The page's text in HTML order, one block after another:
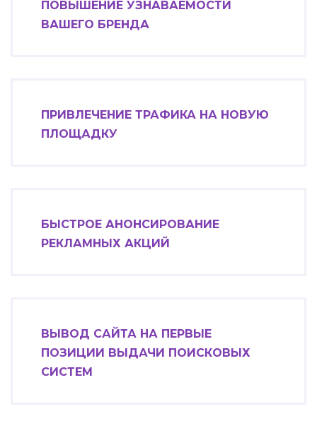
ПОВЫШЕНИЕ УЗНАВАЕМОСТИ
ВАШЕГО БРЕНДА
ПРИВЛЕЧЕНИЕ ТРАФИКА НА НОВУЮ
ПЛОЩАДКУ
БЫСТРОЕ АНОНСИРОВАНИЕ
РЕКЛАМНЫХ АКЦИЙ
ВЫВОД САЙТА НА ПЕРВЫЕ
ПОЗИЦИИ ВЫДАЧИ ПОИСКОВЫХ
СИСТЕМ